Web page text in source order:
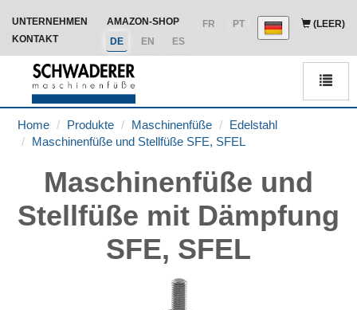
(LEER)
UNTERNEHMEN AMAZON-SHOP PT
FR
ES
EN
DE
KONTAKT
Home Produkte Maschinenfüße
Edelstahl
Maschinenfüße und Stellfüße SFE, SFEL
Maschinenfüße und
Stellfüße mit Dämpfung
SFE, SFEL